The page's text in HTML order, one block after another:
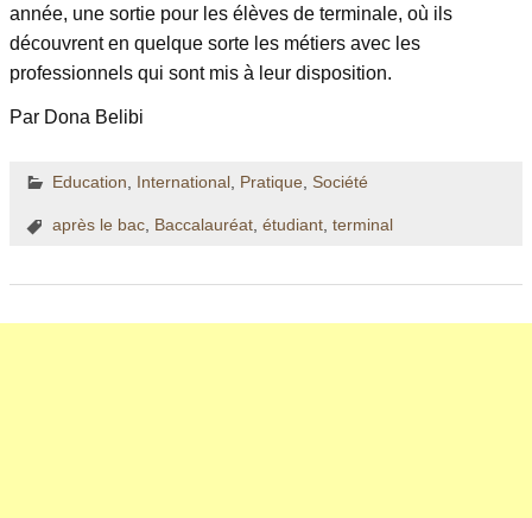
année, une sortie pour les élèves de terminale, où ils
découvrent en quelque sorte les métiers avec les
professionnels qui sont mis à leur disposition.
Par Dona Belibi
Education International, Pratique Société
après le bac, Baccalauréat, étudiant, terminal